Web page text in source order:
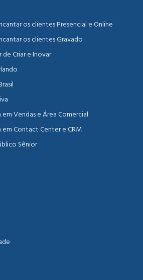
os clientes Presencial e Online
os clientes Gravado
Criar e Inovar
Vendas e Área Comercial
em Contact Center e CRM
Sênior